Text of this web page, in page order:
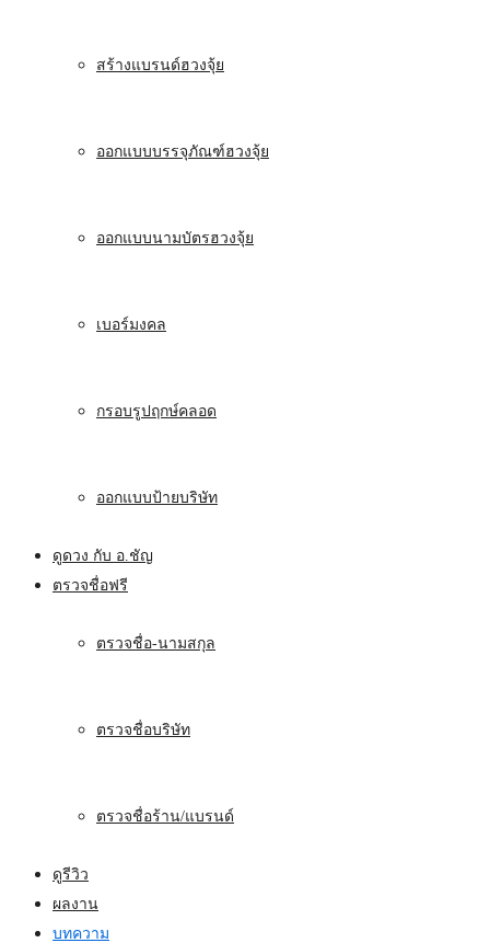
สร้างแบรนด์ฮวงจุ้ย
ออกแบบบรรจุภัณฑ์ฮวงจุ้ย
ออกแบบนามบัตรฮวงจุ้ย
เบอร์มงคล
กรอบรูปฤกษ์คลอด
ออกแบบป้ายบริษัท
ดูดวง กับ อ.ชัญ
ตรวจชื่อฟรี
ตรวจชื่อ-นามสกุล
ตรวจชื่อบริษัท
ตรวจชื่อร้าน/แบรนด์
ดูรีวิว
ผลงาน
บทความ